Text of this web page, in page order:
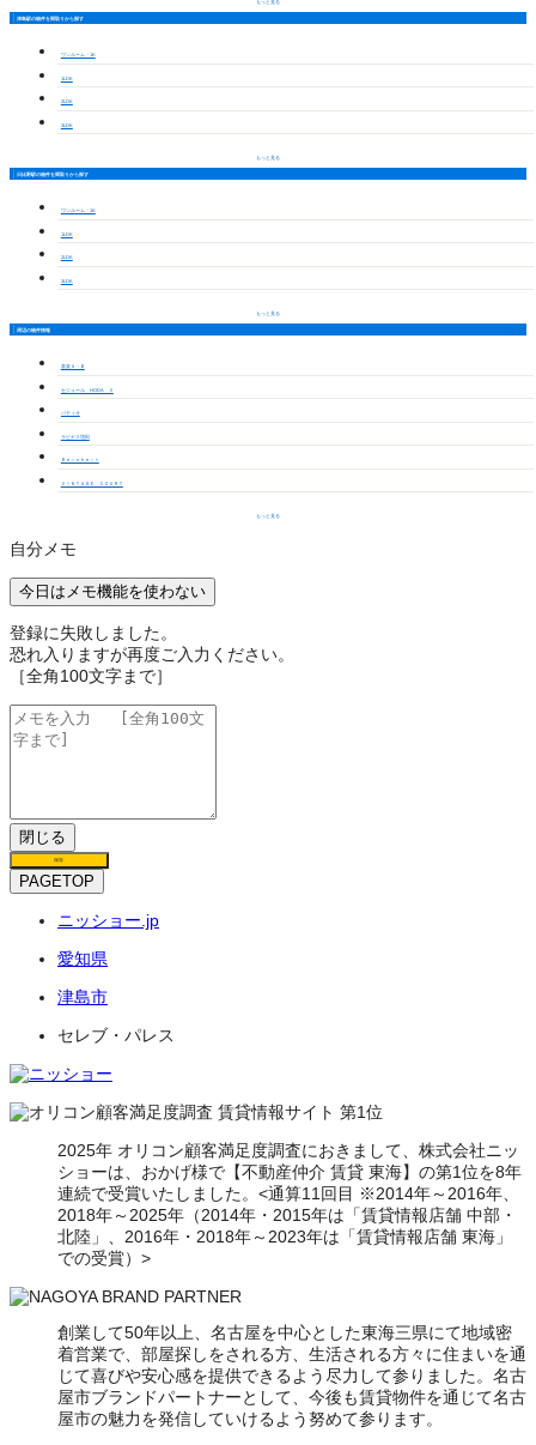
もっと見る
津島駅の物件を間取りから探す
ワンルーム・1K
1LDK
2LDK
3LDK
もっと見る
日比野駅の物件を間取りから探す
ワンルーム・1K
1LDK
2LDK
3LDK
もっと見る
周辺の物件情報
喜楽Ａ・Ｂ
セジュール HODA Ⅱ
パティオ
ラビナス埋田
Ｒｅｉｎｈｅｉｔ
ＶＩＮＴＡＧＥ ＣＯＵＲＴ
もっと見る
自分メモ
今日はメモ機能を使わない
登録に失敗しました。
恐れ入りますが再度ご入力ください。
［全角100文字まで］
閉じる
保存
PAGETOP
ニッショー.jp
愛知県
津島市
セレブ・パレス
2025年 オリコン顧客満足度調査におきまして、株式会社ニッ
ショーは、おかげ様で【不動産仲介 賃貸 東海】の第1位を8年
連続で受賞いたしました。<通算11回目 ※2014年～2016年、
2018年～2025年（2014年・2015年は「賃貸情報店舗 中部・
北陸」、2016年・2018年～2023年は「賃貸情報店舗 東海」
での受賞）>
創業して50年以上、名古屋を中心とした東海三県にて地域密
着営業で、部屋探しをされる方、生活される方々に住まいを通
じて喜びや安心感を提供できるよう尽力して参りました。名古
屋市ブランドパートナーとして、今後も賃貸物件を通じて名古
屋市の魅力を発信していけるよう努めて参ります。